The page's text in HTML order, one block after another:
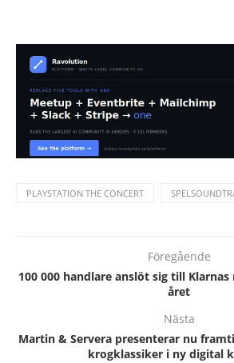
PLAYSTATION THE CONCERT
Föregående
100 000 handlare anslöt sig till
året
Nästa
Martin & Servera presenterar nu
krogklassiker i ny digital